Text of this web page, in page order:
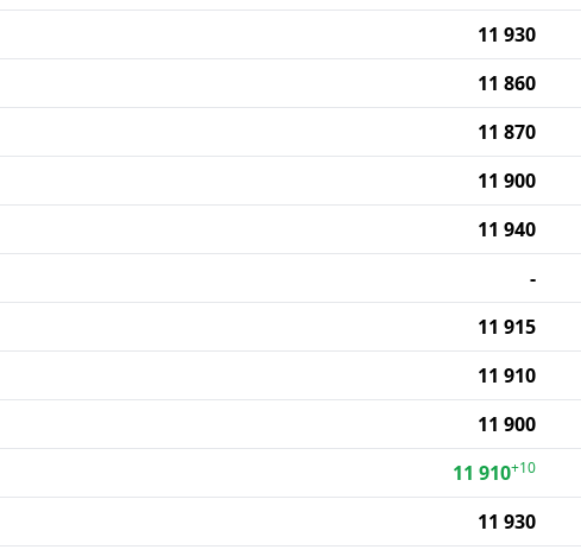
11 930
11 860
11 870
11 900
11 940
-
11 915
11 910
11 900
11 910+10
11 930